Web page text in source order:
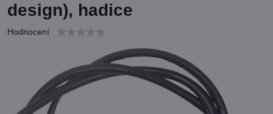
design), hadice
Hodnocení